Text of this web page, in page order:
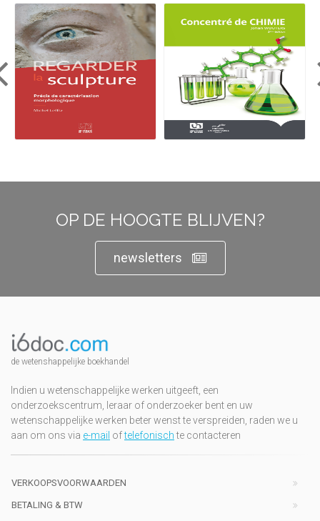
OP DE HOOGTE BLIJVEN?
newsletters
de wetenshappelijke boekhandel
Indien u wetenschappelijke werken uitgeeft, een
onderzoekscentrum, leraar of onderzoeker bent en uw
wetenschappelijke werken beter wenst te verspreiden, raden we u
aan om ons via e-mail oftelefonischte contacteren
VERKOOPSVOORWAARDEN
BETALING & BTW